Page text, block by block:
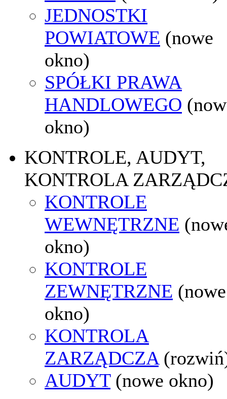
JEDNOSTKI
POWIATOWE (nowe
okno)
SPÓŁKI PRAWA
HANDLOWEGO
okno)
KONTROLE, AUDYT,
KONTROLA
KONTROLE
WEWNĘTRZNE
okno)
KONTROLE
ZEWNĘTRZNE (nowe
okno)
KONTROLA
ZARZĄDCZA
AUDYT (nowe okno)